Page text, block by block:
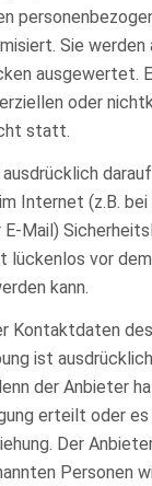
Sie werden
ausgewertet.
oder
statt.
Internet (z.B. bei
E-Mail)
lückenlos vor
kann.
Kontaktdaten
ist
der Anbieter
erteilt oder
Der
Personen